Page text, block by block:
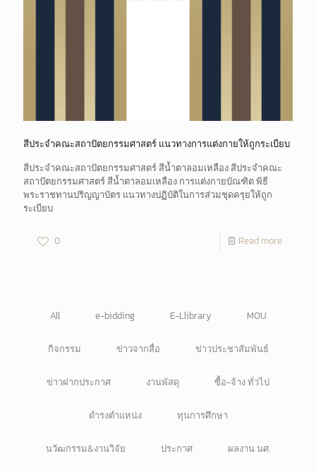
สีประจำคณะสถาปัตยกรรมศาสตร์ แนวทางการแต่งกายให้ถูกระเบียบ
สีประจำคณะสถาปัตยกรรมศาสตร์ สีน้ำตาลอมเหลือง สีประจำคณะ
สถาปัตยกรรมศาสตร์ สีน้ำตาลอมเหลือง การแต่งกายบัณฑิต พิธี
พระราชทานปริญญาบัตร แนวทางปฏิบัติในการส่วมชุดครุยให้ถูก
ระเบียบ
0 Read more
All e-bidding E-Llibrary MOU
กิจกรรม ข่าวจากสื่อ ข่าวประชาสัมพันธ์
ข่าวฝากประกาศ งานพัสดุ ซื้อ-จ้าง ทั่วไป
ดำรงตำแหน่ง ทุนการศึกษา
นวัฒกรรม&งานวิจัย ประกาศ ผลงาน นศ.